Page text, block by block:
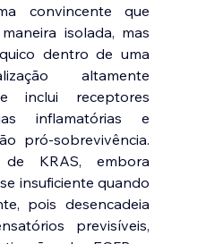
convincente que
isolada, mas
dentro de uma
altamente
inclui receptores
inflamatórias e
pró-sobrevivência.
KRAS, embora
insuficiente quando
pois desencadeia
previsíveis,